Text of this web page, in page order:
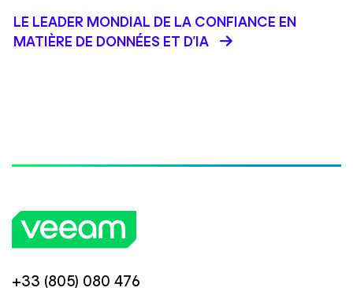
LE LEADER MONDIAL DE LA CONFIANCE EN
MATIÈRE DE DONNÉES ET D'IA
+33 (805) 080 476